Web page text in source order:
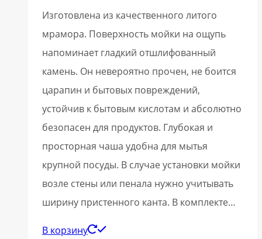
Изготовлена из качественного литого
мрамора. Поверхность мойки на ощупь
напоминает гладкий отшлифованный
камень. Он невероятно прочен, не боится
царапин и бытовых повреждений,
устойчив к бытовым кислотам и абсолютно
безопасен для продуктов. Глубокая и
просторная чаша удобна для мытья
крупной посуды. В случае установки мойки
возле стены или пенала нужно учитывать
ширину пристенного канта. В комплекте…
В корзину